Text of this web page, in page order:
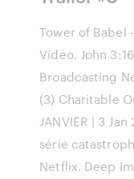
Tower of Babel
Video. John
Broadcasting
(3) Charitable
JANVIER | 3
série
Netflix. Deep